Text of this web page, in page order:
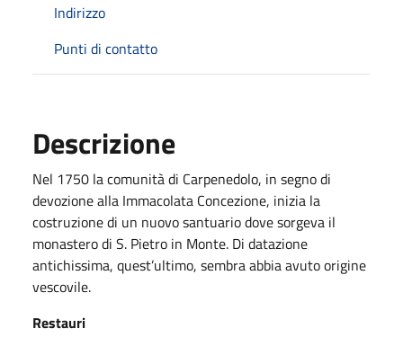
Indirizzo
Punti di contatto
Descrizione
Nel 1750 la comunità di Carpenedolo, in segno di
devozione alla Immacolata Concezione, inizia la
costruzione di un nuovo santuario dove sorgeva il
monastero di S. Pietro in Monte. Di datazione
antichissima, quest’ultimo, sembra abbia avuto origine
vescovile.
Restauri